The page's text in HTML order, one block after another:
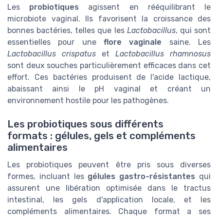
Les probiotiques agissent en rééquilibrant le
microbiote vaginal. Ils favorisent la croissance des
bonnes bactéries, telles que les Lactobacillus, qui sont
essentielles pour une flore vaginale saine. Les
Lactobacillus crispatus et Lactobacillus rhamnosus
sont deux souches particulièrement efficaces dans cet
effort. Ces bactéries produisent de l'acide lactique,
abaissant ainsi le pH vaginal et créant un
environnement hostile pour les pathogènes.
Les probiotiques sous différents
formats : gélules, gels et compléments
alimentaires
Les probiotiques peuvent être pris sous diverses
formes, incluant les gélules gastro-résistantes qui
assurent une libération optimisée dans le tractus
intestinal, les gels d'application locale, et les
compléments alimentaires. Chaque format a ses